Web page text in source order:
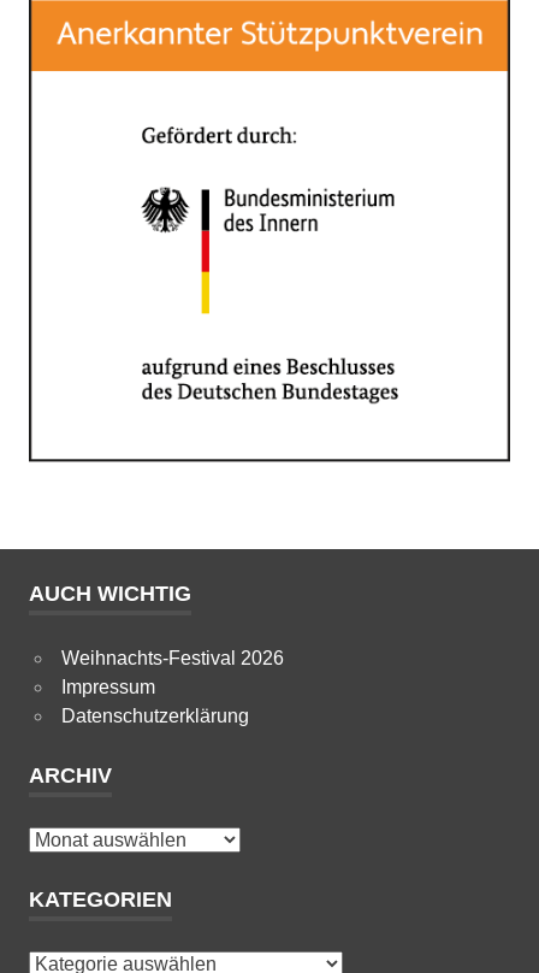
AUCH WICHTIG
Weihnachts-Festival 2026
Impressum
Datenschutzerklärung
ARCHIV
Archiv
KATEGORIEN
Kategorien